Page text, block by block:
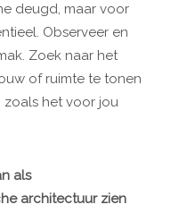
deugd, maar voor
Observeer en
Zoek naar het
of ruimte te tonen
zoals het voor jou
als
architectuur zien